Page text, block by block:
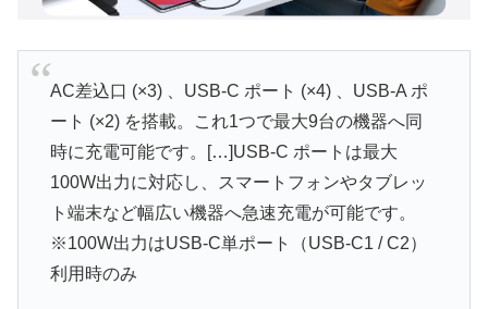
AC差込口 (×3) 、USB-C ポート (×4) 、USB-A ポ
ート (×2) を搭載。これ1つで最大9台の機器へ同
時に充電可能です。[…]USB-C ポートは最大
100W出力に対応し、スマートフォンやタブレッ
ト端末など幅広い機器へ急速充電が可能です。
※100W出力はUSB-C単ポート（USB-C1 / C2）
利用時のみ